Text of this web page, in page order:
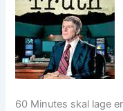
60 Minutes skal lage